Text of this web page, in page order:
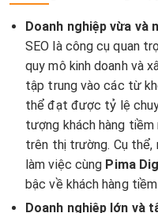
Doanh nghiệp vừa và
SEO là công cụ quan
quy mô kinh doanh và
tập trung vào các từ
thể đạt được tỷ lệ
tượng khách hàng tiềm
trên thị trường. Cụ thể,
làm việc cùng Pima
bậc về khách hàng
Doanh nghiệp lớn và